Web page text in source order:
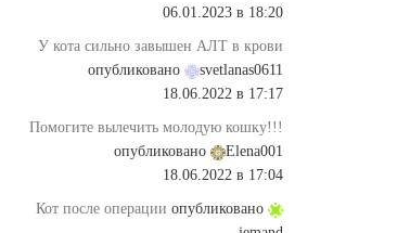
06.01.2023 в 18:20
У кота сильно завышен АЛТ в крови
опубликовано
svetlanas0611
18.06.2022 в 17:17
Помогите вылечить молодую кошку!!!
опубликовано
Elena001
18.06.2022 в 17:04
Кот после операции опубликовано